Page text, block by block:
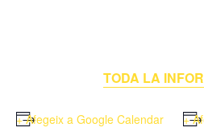
TODA LA
+ Afegeix a Google Calendar +